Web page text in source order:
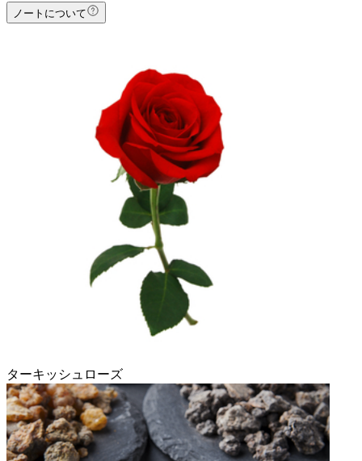
ノートについて
ターキッシュローズ